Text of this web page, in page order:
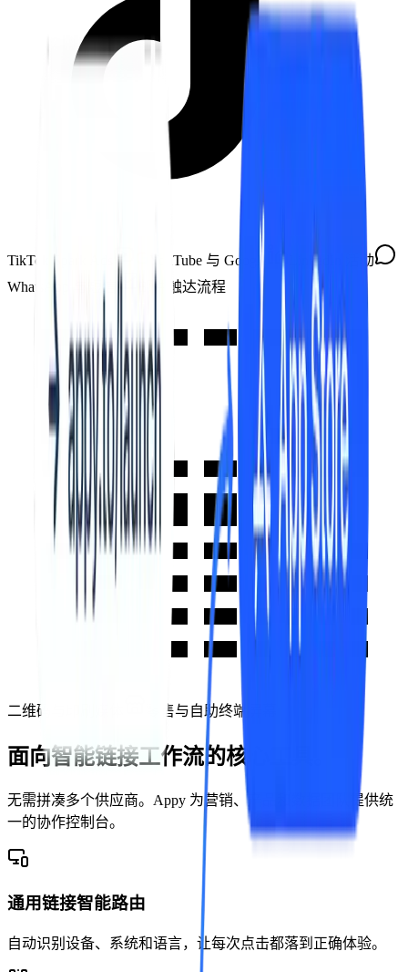
TikTok Spark Ads YouTube 与 Google
LinkedIn 活动
WhatsApp 与短信
邮件触达流程
二维码与印刷媒体 零售与自助终端屏幕
面向智能链接工作流的核心工具。
无需拼凑多个供应商。Appy 为营销、产品和数据团队提供统
一的协作控制台。
通用链接智能路由
自动识别设备、系统和语言，让每次点击都落到正确体验。